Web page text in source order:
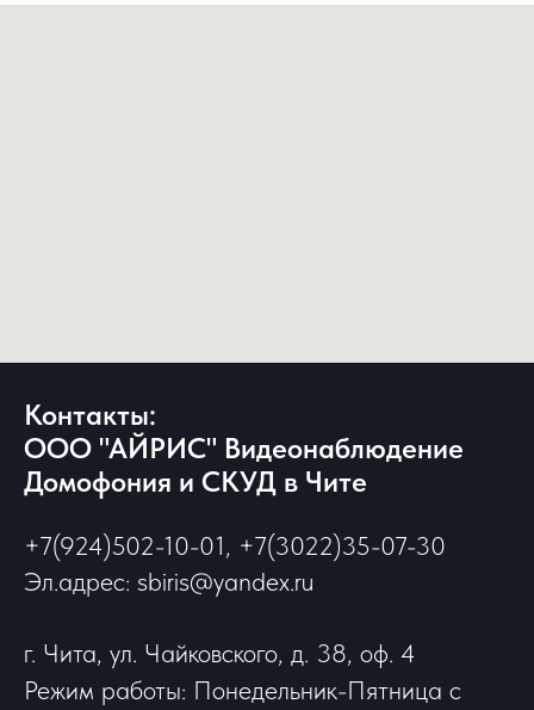
Контакты:
ООО "АЙРИС" Видеонаблюдение
Домофония и СКУД в Чите
+7(924)502-10-01, +7(3022)35-07-30
Эл.адрес: sbiris@yandex.ru
г. Чита, ул. Чайковского, д. 38, оф. 4
Режим работы: Понедельник-Пятница с